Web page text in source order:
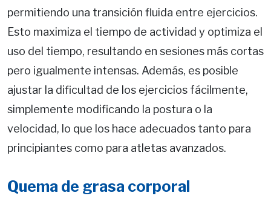
permitiendo una transición fluida entre ejercicios.
Esto maximiza el tiempo de actividad y optimiza el
uso del tiempo, resultando en sesiones más cortas
pero igualmente intensas. Además, es posible
ajustar la dificultad de los ejercicios fácilmente,
simplemente modificando la postura o la
velocidad, lo que los hace adecuados tanto para
principiantes como para atletas avanzados.
Quema de grasa corporal